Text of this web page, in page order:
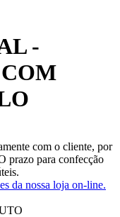
-
com o cliente, por
prazo para confecção
da nossa loja on-line.